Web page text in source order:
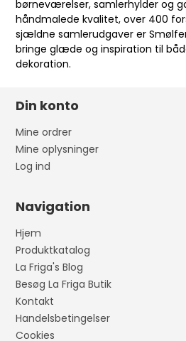
børneværelser, samlerhylder og
håndmalede kvalitet, over 400
sjældne samlerudgaver er
bringe glæde og inspiration til
dekoration.
Din konto
Mine ordrer
Mine oplysninger
Log ind
Navigation
Hjem
Produktkatalog
La Friga's Blog
Besøg La Friga Butik
Kontakt
Handelsbetingelser
Cookies